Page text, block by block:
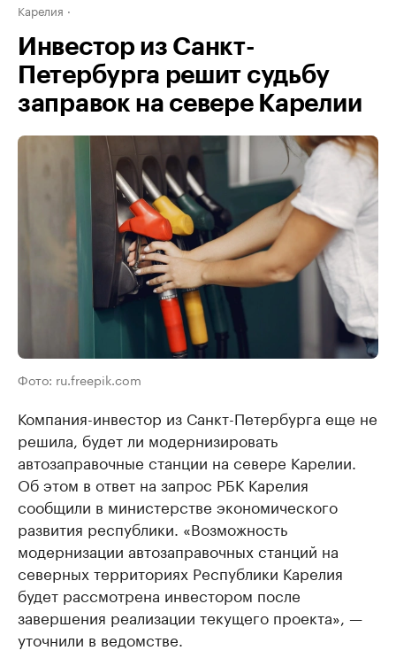
Карелия
Инвестор из Санкт-
Петербурга решит судьбу
заправок на севере Карелии
Фото: ru.freepik.com
Компания-инвестор из Санкт-Петербурга еще не
решила, будет ли модернизировать
автозаправочные станции на севере Карелии.
Об этом в ответ на запрос РБК Карелия
сообщили в министерстве экономического
развития республики. «Возможность
модернизации автозаправочных станций на
северных территориях Республики Карелия
будет рассмотрена инвестором после
завершения реализации текущего проекта», —
уточнили в ведомстве.